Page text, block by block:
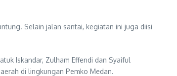
Selain jalan santai, kegiatan ini juga diisi
Iskandar, Zulham Effendi dan Syaiful
di lingkungan Pemko Medan.